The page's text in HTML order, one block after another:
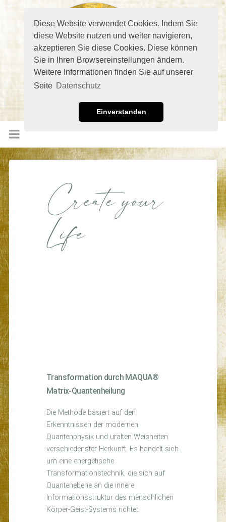
Diese Website verwendet Cookies. Indem Sie
diese Website nutzen und weiter navigieren,
akzeptieren Sie diese Cookies. Diese können
Sie in Ihren Browsereinstellungen ändern.
Weitere Informationen finden Sie auf unserer
Seite Datenschutz
Einverstanden
Create your
Life
Transformation durch MAQUA®
Matrix-Quantenheilung
Die Methode basiert auf den
Erkenntnissen der modernen
Quantenphysik und uralten Weisheiten
verschiedenster Herkunft. Es handelt sich
um eine energetische
Transformationstechnik, die sich auf
Quantenebene an die innere
Informationsstruktur des menschlichen
Körper-Geist-Systems richtet.